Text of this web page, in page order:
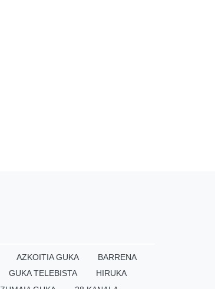
AZKOITIA GUKA
BARRENA
GUKA TELEBISTA
HIRUKA